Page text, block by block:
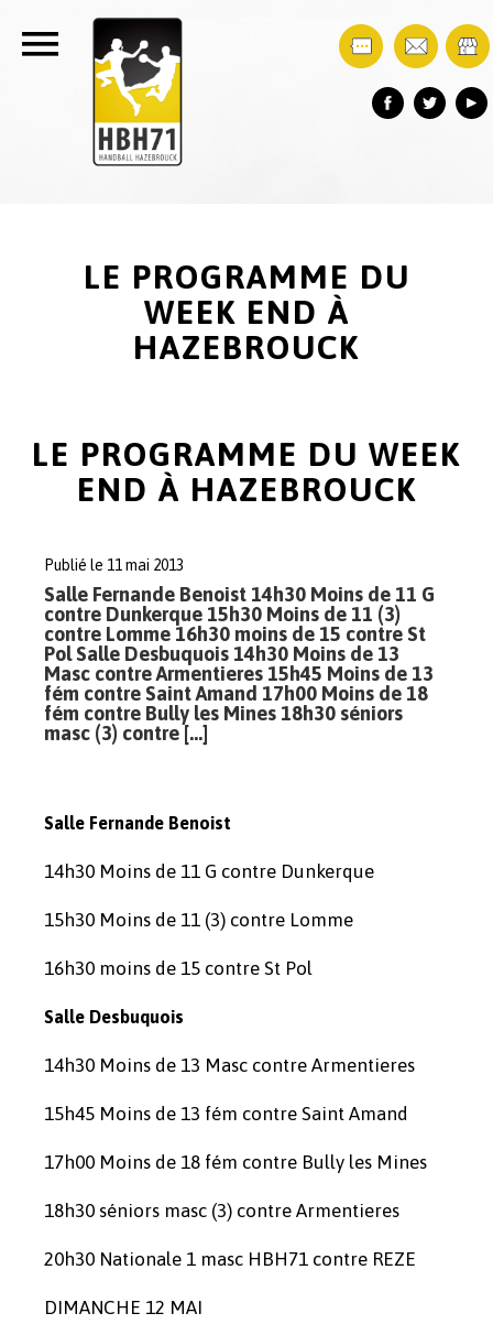
LE PROGRAMME DU
WEEK END À
HAZEBROUCK
LE PROGRAMME DU WEEK
END À HAZEBROUCK
Publié le 11 mai 2013
Salle Fernande Benoist 14h30 Moins de 11 G
contre Dunkerque 15h30 Moins de 11 (3)
contre Lomme 16h30 moins de 15 contre St
Pol Salle Desbuquois 14h30 Moins de 13
Masc contre Armentieres 15h45 Moins de 13
fém contre Saint Amand 17h00 Moins de 18
fém contre Bully les Mines 18h30 séniors
masc (3) contre […]
Salle Fernande Benoist
14h30 Moins de 11 G contre Dunkerque
15h30 Moins de 11 (3) contre Lomme
16h30 moins de 15 contre St Pol
Salle Desbuquois
14h30 Moins de 13 Masc contre Armentieres
15h45 Moins de 13 fém contre Saint Amand
17h00 Moins de 18 fém contre Bully les Mines
18h30 séniors masc (3) contre Armentieres
20h30 Nationale 1 masc HBH71 contre REZE
DIMANCHE 12 MAI